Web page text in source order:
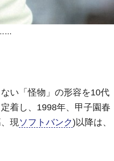
……
い「怪物」の形容を10代
着し、1998年、甲子園春
現ソフトバンク)以降は、